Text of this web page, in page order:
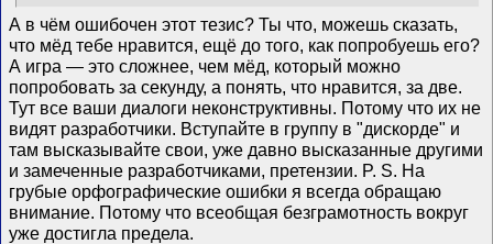
А в чём ошибочен этот тезис? Ты что, можешь сказать,
что мёд тебе нравится, ещё до того, как попробуешь его?
А игра — это сложнее, чем мёд, который можно
попробовать за секунду, а понять, что нравится, за две.
Тут все ваши диалоги неконструктивны. Потому что их не
видят разработчики. Вступайте в группу в "дискорде" и
там высказывайте свои, уже давно высказанные другими
и замеченные разработчиками, претензии. P. S. На
грубые орфографические ошибки я всегда обращаю
внимание. Потому что всеобщая безграмотность вокруг
уже достигла предела.